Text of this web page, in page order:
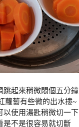
跳起來稍微悶個五分鐘
蘿蔔有些微的出水摟~
以使用湯匙稍微切一下
是不是很容易就切斷